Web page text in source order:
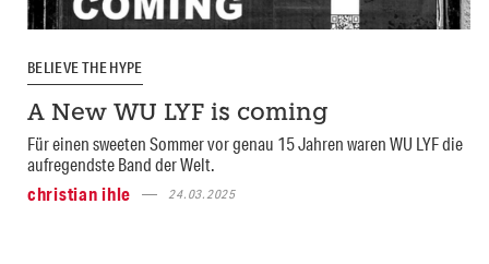
BELIEVE THE HYPE
A New WU LYF is coming
Für einen sweeten Sommer vor genau 15 Jahren waren WU LYF die
aufregendste Band der Welt.
christian ihle
24.03.2025